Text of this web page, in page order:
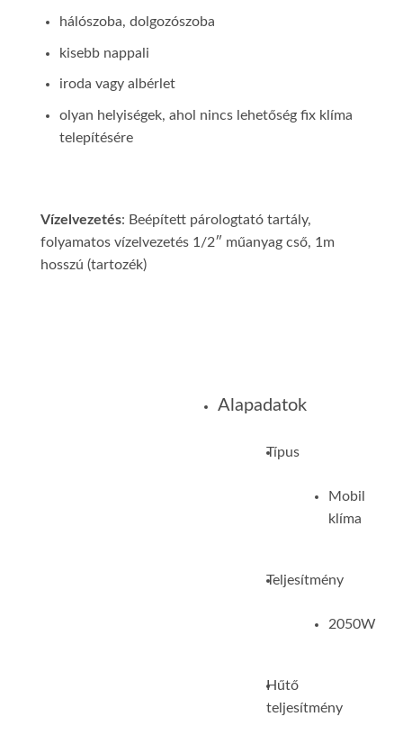
hálószoba, dolgozószoba
kisebb nappali
iroda vagy albérlet
olyan helyiségek, ahol nincs lehetőség fix klíma
telepítésére
Vízelvezetés: Beépített párologtató tartály,
folyamatos vízelvezetés 1/2″ műanyag cső, 1m
hosszú (tartozék)
Alapadatok
Típus
Mobil
klíma
Teljesítmény
2050W
Hűtő
teljesítmény